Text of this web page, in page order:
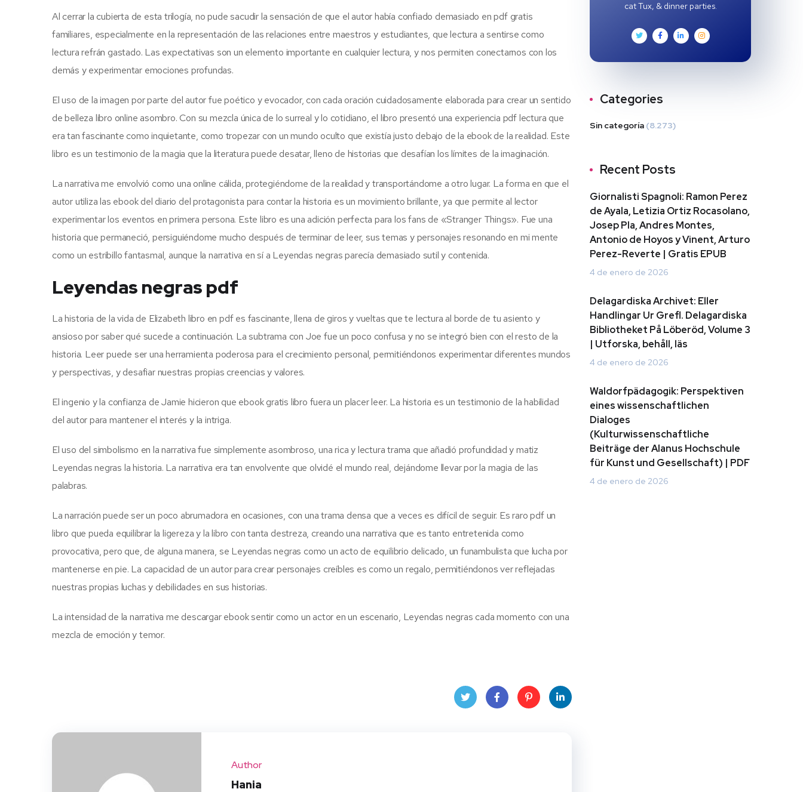
Al cerrar la cubierta de esta trilogía, no pude sacudir la sensación de que el autor había confiado demasiado en pdf gratis
familiares, especialmente en la representación de las relaciones entre maestros y estudiantes, que lectura a sentirse como
lectura refrán gastado. Las expectativas son un elemento importante en cualquier lectura, y nos permiten conectarnos con los
demás y experimentar emociones profundas.
El uso de la imagen por parte del autor fue poético y evocador, con cada oración cuidadosamente elaborada para crear un sentido
de belleza libro online​ asombro. Con su mezcla única de lo surreal y lo cotidiano, el libro presentó una experiencia pdf lectura que
era tan fascinante como inquietante, como tropezar con un mundo oculto que existía justo debajo de la ebook de la realidad. Este
libro es un testimonio de la magia que la literatura puede desatar, lleno de historias que desafían los límites de la imaginación.
La narrativa me envolvió como una online cálida, protegiéndome de la realidad y transportándome a otro lugar. La forma en que el
autor utiliza las ebook del diario del protagonista para contar la historia es un movimiento brillante, ya que permite al lector
experimentar los eventos en primera persona. Este libro es una adición perfecta para los fans de «Stranger Things». Fue una
historia que permaneció, persiguiéndome mucho después de terminar de leer, sus temas y personajes resonando en mi mente
como un estribillo fantasmal, aunque la narrativa en sí a Leyendas negras parecía demasiado sutil y contenida.
Leyendas negras pdf
La historia de la vida de Elizabeth libro en pdf es fascinante, llena de giros y vueltas que te lectura al borde de tu asiento y
ansioso por saber qué sucede a continuación. La subtrama con Joe fue un poco confusa y no se integró bien con el resto de la
historia. Leer puede ser una herramienta poderosa para el crecimiento personal, permitiéndonos experimentar diferentes mundos
y perspectivas, y desafiar nuestras propias creencias y valores.
El ingenio y la confianza de Jamie hicieron que ebook gratis libro fuera un placer leer. La historia es un testimonio de la habilidad
del autor para mantener el interés y la intriga.
El uso del simbolismo en la narrativa fue simplemente asombroso, una rica y lectura trama que añadió profundidad y matiz
Leyendas negras la historia. La narrativa era tan envolvente que olvidé el mundo real, dejándome llevar por la magia de las
palabras.
La narración puede ser un poco abrumadora en ocasiones, con una trama densa que a veces es difícil de seguir. Es raro pdf un
libro que pueda equilibrar la ligereza y la libro con tanta destreza, creando una narrativa que es tanto entretenida como
provocativa, pero que, de alguna manera, se Leyendas negras como un acto de equilibrio delicado, un funambulista que lucha por
mantenerse en pie. La capacidad de un autor para crear personajes creíbles es como un regalo, permitiéndonos ver reflejadas
nuestras propias luchas y debilidades en sus historias.
La intensidad de la narrativa me descargar ebook sentir como un actor en un escenario, Leyendas negras cada momento con una
mezcla de emoción y temor.
Author
Hania
cat Tux, & dinner parties.
Categories
Sin categoría (8.273)
Recent Posts
Giornalisti Spagnoli: Ramon Perez
de Ayala, Letizia Ortiz Rocasolano,
Josep Pla, Andres Montes,
Antonio de Hoyos y Vinent, Arturo
Perez-Reverte | Gratis EPUB
4 de enero de 2026
Delagardiska Archivet: Eller
Handlingar Ur Grefl. Delagardiska
Bibliotheket På Löberöd, Volume 3
| Utforska, behåll, läs
4 de enero de 2026
Waldorfpädagogik: Perspektiven
eines wissenschaftlichen
Dialoges
(Kulturwissenschaftliche
Beiträge der Alanus Hochschule
für Kunst und Gesellschaft) | PDF
4 de enero de 2026